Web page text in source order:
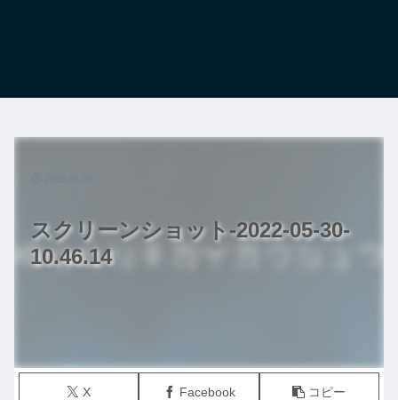
スクリーンショット-2022-05-30-
10.46.14
X Facebook コピー